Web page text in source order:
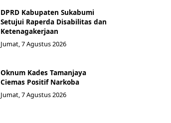
DPRD Kabupaten Sukabumi
Setujui Raperda Disabilitas dan
Ketenagakerjaan
Jumat, 7 Agustus 2026
Oknum Kades Tamanjaya
Ciemas Positif Narkoba
Jumat, 7 Agustus 2026